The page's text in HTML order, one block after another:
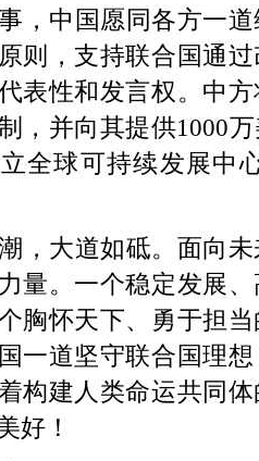
，中国愿同各方一
则，支持联合国通
表性和发言权。中
，并向其提供1000
全球可持续发展中
，大道如砥。面向
量。一个稳定发展
胸怀天下、勇于担
一道坚守联合国理
构建人类命运共同
好！